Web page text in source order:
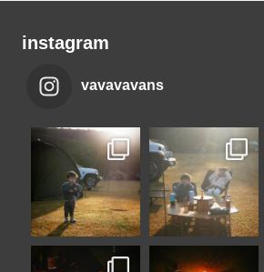
instagram
vavavavans